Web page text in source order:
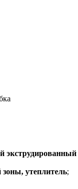
экструдированный
зоны, утеплитель;